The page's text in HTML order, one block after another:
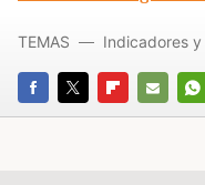
FACEBOOK
TWITTERFLIPBOARD
E-
TEMAS Indicadores